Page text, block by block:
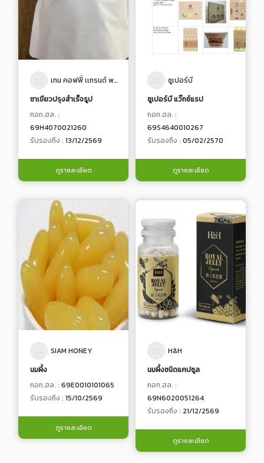
เทน คอฟฟี่ เเกรนด์ พลัส กรูม่า กรีนที
ชาเขียวปรุงสำเร็จรูป
กอท.ฮล. :
69H4070021260
รับรองถึง : 13/12/2569
ดูรายละเอียด
ซูเปอร์บี
ซูเปอร์บี แว๊กซ์แรป
กอท.ฮล. :
69S4640010267
รับรองถึง : 05/02/2570
ดูรายละเอียด
SIAM HONEY
นมผึ้ง
กอท.ฮล. : 69E0010101065
รับรองถึง : 15/10/2569
ดูรายละเอียด
H&H
นมผึ้งชนิดแคปซูล
กอท.ฮล. :
69N6020051264
รับรองถึง : 21/12/2569
ดูรายละเอียด